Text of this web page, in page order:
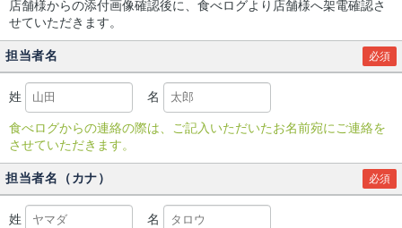
店舗様からの添付画像確認後に、食べログより店舗様へ架電確認さ
せていただきます。
担当者名 必須
姓 名
食べログからの連絡の際は、ご記入いただいたお名前宛にご連絡を
させていただきます。
担当者名（カナ） 必須
姓 名